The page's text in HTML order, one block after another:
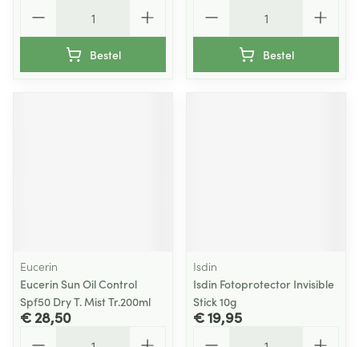
Bestel Bestel
Eucerin
Eucerin Sun Oil Control
Spf50 Dry T. Mist Tr.200ml
€ 28,50
Isdin
Isdin Fotoprotector Invisible
Stick 10g
€ 19,95